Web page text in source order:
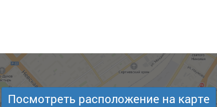
Посмотреть расположение на карте